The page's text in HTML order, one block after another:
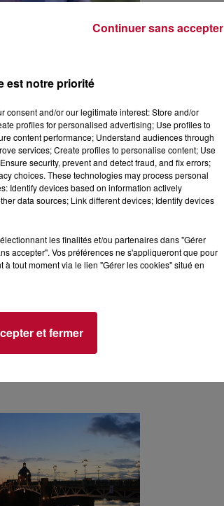
: MAILLOT
LANCE SA
DE MAILLOTS
: MAISON
est notre priorité
and/or our legitimate interest: Store and/or
profiles for personalised advertising; Use profiles to
content performance; Understand audiences through
services; Create profiles to personalise content; Use
security, prevent and detect fraud, and fix errors;
choices. These technologies may process personal
Identify devices based on information actively
data sources; Link different devices; Identify devices
les finalités et/ou partenaires dans "Gérer
accepter". Vos préférences ne s'appliqueront que pour
tout moment via le lien "Gérer les cookies" situé en
et fermer
Continuer sans accepter